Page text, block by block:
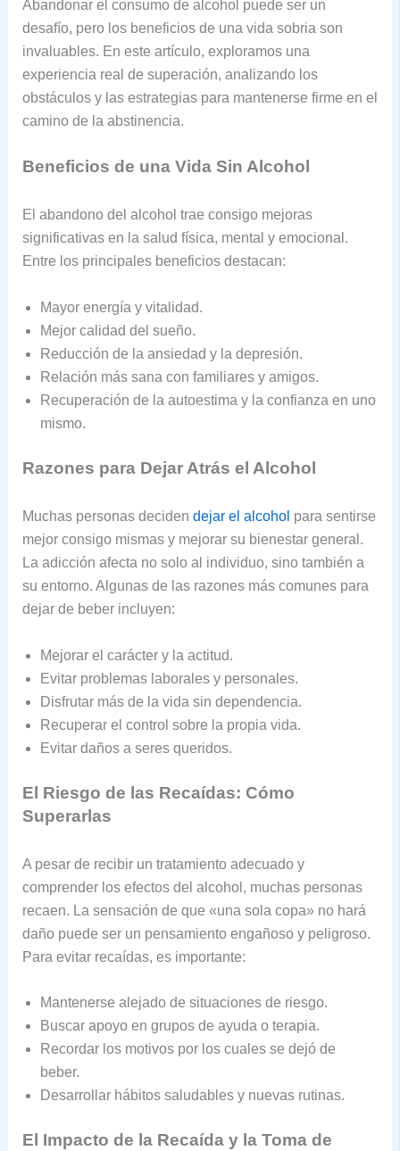
Abandonar el consumo de alcohol puede ser un
desafío, pero los beneficios de una vida sobria son
invaluables. En este artículo, exploramos una
experiencia real de superación, analizando los
obstáculos y las estrategias para mantenerse firme en el
camino de la abstinencia.
Beneficios de una Vida Sin Alcohol
El abandono del alcohol trae consigo mejoras
significativas en la salud física, mental y emocional.
Entre los principales beneficios destacan:
Mayor energía y vitalidad.
Mejor calidad del sueño.
Reducción de la ansiedad y la depresión.
Relación más sana con familiares y amigos.
Recuperación de la autoestima y la confianza en uno
mismo.
Razones para Dejar Atrás el Alcohol
Muchas personas deciden dejar el alcohol para sentirse
mejor consigo mismas y mejorar su bienestar general.
La adicción afecta no solo al individuo, sino también a
su entorno. Algunas de las razones más comunes para
dejar de beber incluyen:
Mejorar el carácter y la actitud.
Evitar problemas laborales y personales.
Disfrutar más de la vida sin dependencia.
Recuperar el control sobre la propia vida.
Evitar daños a seres queridos.
El Riesgo de las Recaídas: Cómo
Superarlas
A pesar de recibir un tratamiento adecuado y
comprender los efectos del alcohol, muchas personas
recaen. La sensación de que «una sola copa» no hará
daño puede ser un pensamiento engañoso y peligroso.
Para evitar recaídas, es importante:
Mantenerse alejado de situaciones de riesgo.
Buscar apoyo en grupos de ayuda o terapia.
Recordar los motivos por los cuales se dejó de
beber.
Desarrollar hábitos saludables y nuevas rutinas.
El Impacto de la Recaída y la Toma de